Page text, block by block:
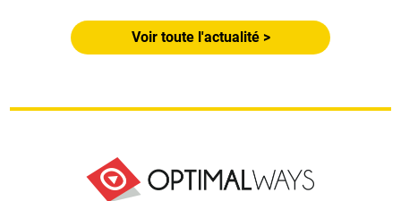
Voir toute l'actualité >